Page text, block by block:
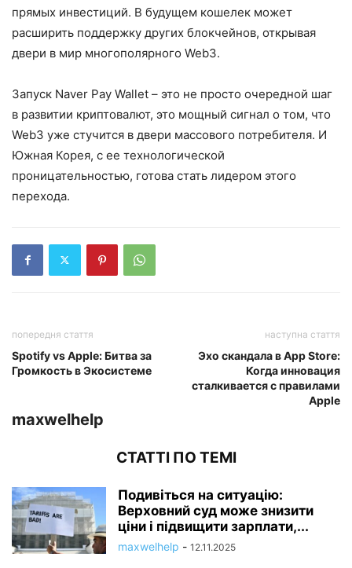
прямых инвестиций. В будущем кошелек может
расширить поддержку других блокчейнов, открывая
двери в мир многополярного Web3.
Запуск Naver Pay Wallet – это не просто очередной шаг
в развитии криптовалют, это мощный сигнал о том, что
Web3 уже стучится в двери массового потребителя. И
Южная Корея, с ее технологической
проницательностью, готова стать лидером этого
перехода.
попередня стаття
Spotify vs Apple: Битва за
Громкость в Экосистеме
наступна стаття
Эхо скандала в App Store:
Когда инновация
сталкивается с правилами
Apple
maxwelhelp
СТАТТІ ПО ТЕМІ
Подивіться на ситуацію:
Верховний суд може знизити
ціни і підвищити зарплати,...
maxwelhelp - 12.11.2025